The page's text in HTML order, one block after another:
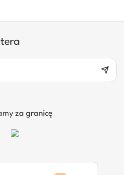
za granicę